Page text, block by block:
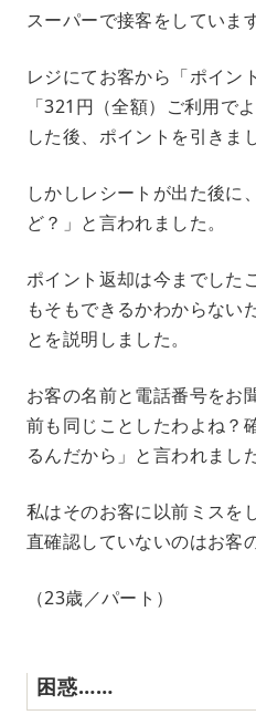
スーパーで接客をしています
レジにてお客から「ポイン
「321円（全額）ご利用で
した後、ポイントを引きま
しかしレシートが出た後に
ど？」と言われました。
ポイント返却は今までした
もそもできるかわからない
とを説明しました。
お客の名前と電話番号をお
前も同じことしたわよね？
るんだから」と言われました
私はそのお客に以前ミスを
直確認していないのはお客
（23歳／パート）
困惑……